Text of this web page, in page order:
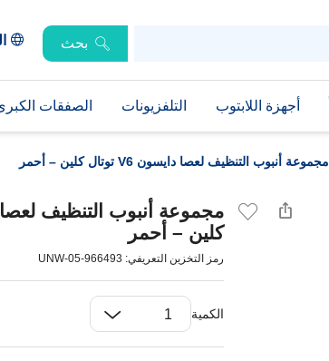
بحث
أجهزة اللابتوب التلفزيونات الصفقات
مجموعة أنبوب التنظيف لعصا دايسون V6 توتال كلين – أحمر
كلين – أحمر
رمز التخزين التعريفي: 966493-05-UNW
الكمية